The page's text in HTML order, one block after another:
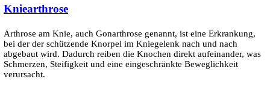
Kniearthrose
Arthrose am Knie, auch Gonarthrose genannt, ist eine Erkrankung,
bei der der schützende Knorpel im Kniegelenk nach und nach
abgebaut wird. Dadurch reiben die Knochen direkt aufeinander, was
Schmerzen, Steifigkeit und eine eingeschränkte Beweglichkeit
verursacht.